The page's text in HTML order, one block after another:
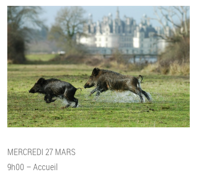
MERCREDI 27 MARS
9h00 – Accueil